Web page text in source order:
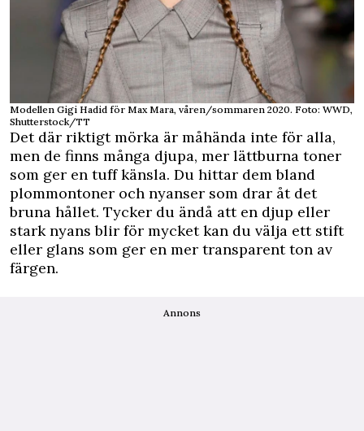
Modellen Gigi Hadid för Max Mara, våren/sommaren 2020. Foto: WWD,
Shutterstock/TT
Det där riktigt mörka är måhända inte för alla,
men de finns många djupa, mer lättburna toner
som ger en tuff känsla. Du hittar dem bland
plommontoner och nyanser som drar åt det
bruna hållet. Tycker du ändå att en djup eller
stark nyans blir för mycket kan du välja ett stift
eller glans som ger en mer transparent ton av
färgen.
Annons